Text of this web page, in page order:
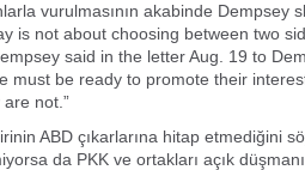
vurulmasının akabinde Dempsey
is not about choosing between two
said in the letter Aug. 19 to
must be ready to promote their
not.”
ABD çıkarlarına hitap etmediğini
da PKK ve ortakları açık